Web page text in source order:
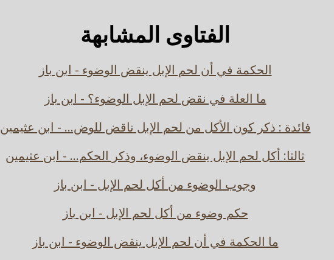
الفتاوى المشابهة
الحكمة في أن لحم الإبل ينقض الوضوء - ابن باز
ما العلة في نقض لحم الإبل الوضوء؟ - ابن باز
فائدة : ذكر كون الأكل من لحم الإبل ناقض للوض... - ابن عثيمين
ثالثا: أكل لحم الإبل ينقض الوضوء، وذكر الحكم... - ابن عثيمين
وجوب الوضوء من أكل لحم الإبل - ابن باز
حكم وضوء من أكل لحم الإبل - ابن باز
ما الحكمة في أن لحم الإبل ينقض الوضوء - ابن باز